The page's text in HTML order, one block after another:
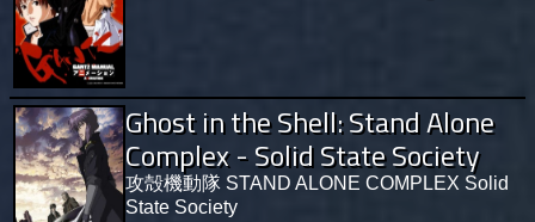
Ghost in the Shell: Stand Alone
Complex - Solid State Society
攻殻機動隊 STAND ALONE COMPLEX Solid
State Society